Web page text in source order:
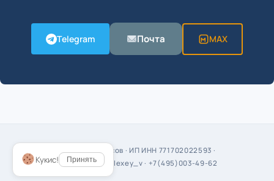
Telegram Почта MAX
Кукис! Принять
Алексей Борисов · ИП ИНН 771702022593 ·
t.me/borisov_alexey_v · +7(495)003-49-62